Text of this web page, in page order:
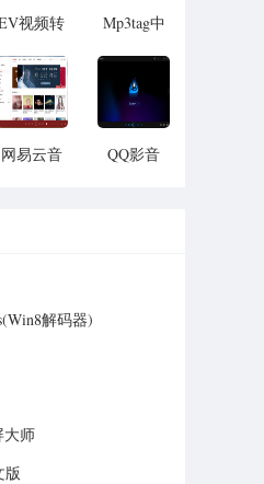
视频转
Mp3tag中
网易云音
QQ影音
解码器)
大师
版